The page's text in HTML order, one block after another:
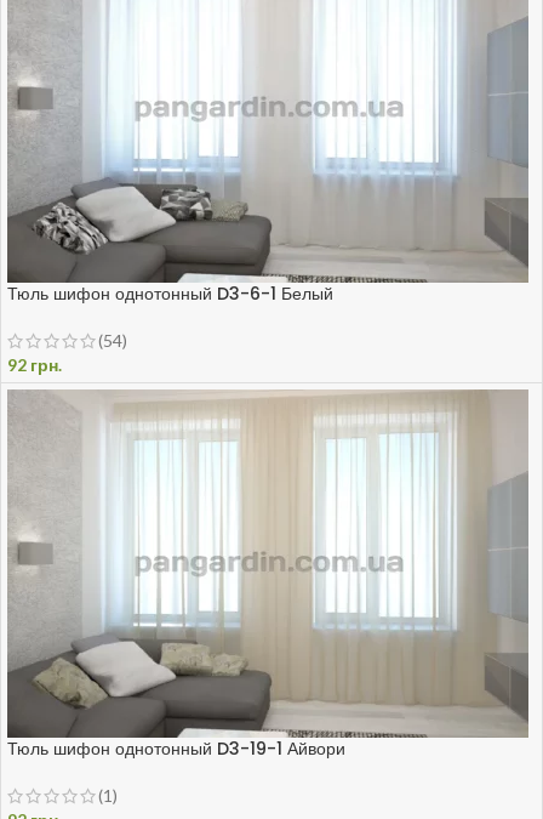
Тюль шифон однотонный D3-6-1 Белый
(54)
92 грн.
Тюль шифон однотонный D3-19-1 Айвори
(1)